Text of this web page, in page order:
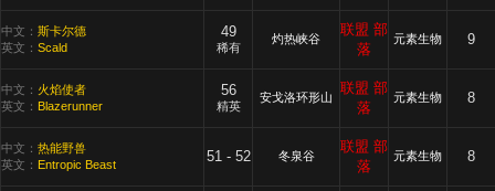
中文： 斯卡尔德
英文： Scald
49
稀有
灼热峡谷
联盟 部
落
元素生物 9
中文： 火焰使者
英文： Blazerunner
56
精英
安戈洛环形山
联盟 部
落
元素生物 8
中文： 热能野兽
英文： Entropic Beast 51 - 52 冬泉谷
联盟 部
落
元素生物 8